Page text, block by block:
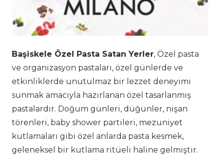
Başiskele Özel Pasta Satan Yerler, Özel pasta
ve organizasyon pastaları, özel günlerde ve
etkinliklerde unutulmaz bir lezzet deneyimi
sunmak amacıyla hazırlanan özel tasarlanmış
pastalardır. Doğum günleri, düğünler, nişan
törenleri, baby shower partileri, mezuniyet
kutlamaları gibi özel anlarda pasta kesmek,
geleneksel bir kutlama ritüeli haline gelmiştir.